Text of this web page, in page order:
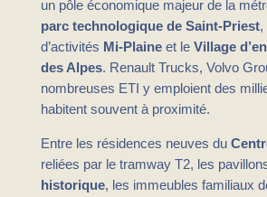
un pôle économique majeur de la
parc technologique de Saint-Priest,
d’activités Mi-Plaineet le Village
des Alpes. Renault Trucks, Volvo
nombreuses ETI y emploient des
habitent souvent à proximité.
Entre les résidences neuves du
reliées par le tramway T2, les
historique, les immeubles familiaux